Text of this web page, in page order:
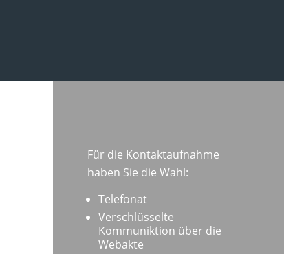
Für die Kontaktaufnahme
haben Sie die Wahl:
Telefonat
Verschlüsselte
Kommuniktion über die
Webakte